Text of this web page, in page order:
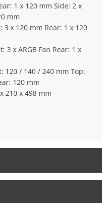
1 x 120 mm Side: 2 x
mm
3 x 120 mm Rear: 1 x 120
3 x ARGB Fan Rear: 1 x
120 / 140 / 240 mm Top:
120 mm
210 x 498 mm